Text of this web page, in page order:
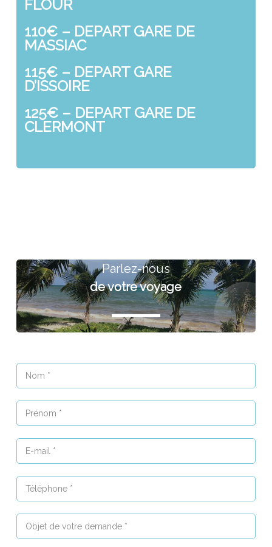
FLOUR
110€ – DEPART GARE DE
MASSIAC
115€ – DEPART GARE
D’ISSOIRE
125€ – DEPART GARE DE
CLERMONT
Parlez-nous
de votre voyage